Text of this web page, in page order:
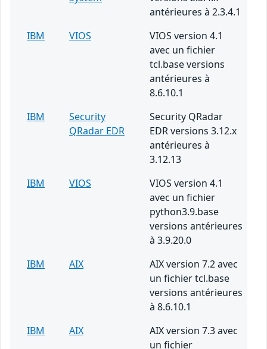
antérieures à 2.3.4.1
IBM
VIOS
VIOS version 4.1
avec un fichier
tcl.base versions
antérieures à
8.6.10.1
IBM
Security
QRadar EDR
Security QRadar
EDR versions 3.12.x
antérieures à
3.12.13
IBM
VIOS
VIOS version 4.1
avec un fichier
python3.9.base
versions antérieures
à 3.9.20.0
IBM
AIX
AIX version 7.2 avec
un fichier tcl.base
versions antérieures
à 8.6.10.1
IBM
AIX
AIX version 7.3 avec
un fichier